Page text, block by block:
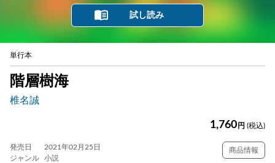
試し読み
単行本
階層樹海
椎名誠
1,760 円 (税込)
発売日
2021年02月25日
ジャンル
小説
商品情報